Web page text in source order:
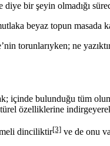
diye bir şeyin olmadığı
beyaz topun masada
torunlarıyken; ne
içinde bulunduğu tüm
özelliklerine
dinciliktir[3] ve de onu